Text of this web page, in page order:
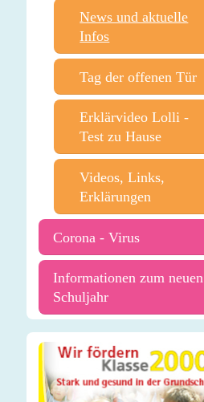
News und aktuelle
Infos
Tag der offenen Tür
Erklärvideo Lolli -
Test zu Hause
Videos, Links,
Erklärungen
Corona - Virus
Informationen zum neuen
Schuljahr